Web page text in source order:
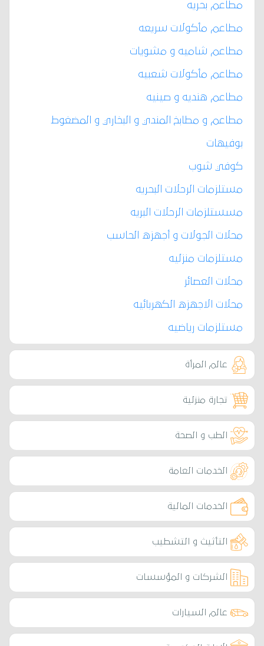
مطاعم بحريه
مطاعم مأكولات سريعه
مطاعم شاميه و مشويات
مطاعم مأكولات شعبيه
مطاعم هنديه و صينيه
مطاعم و مطابخ المندي و البخاري و المضغوط
بوفيهات
كوفي شوب
مستلزمات الرحلات البحريه
مسستلزمات الرحلات البريه
محلات الجولات و أجهزه الحاسب
مستلزمات منزليه
محلات العصائر
محلات الاجهزه الكهربائيه
مستلزمات رياضيه
عالم المرأة
تجارة منزلية
الطب و الصحة
الخدمات العامة
الخدمات المالية
التأثيث و التشطيب
الشركات و المؤسسات
عالم السيارات